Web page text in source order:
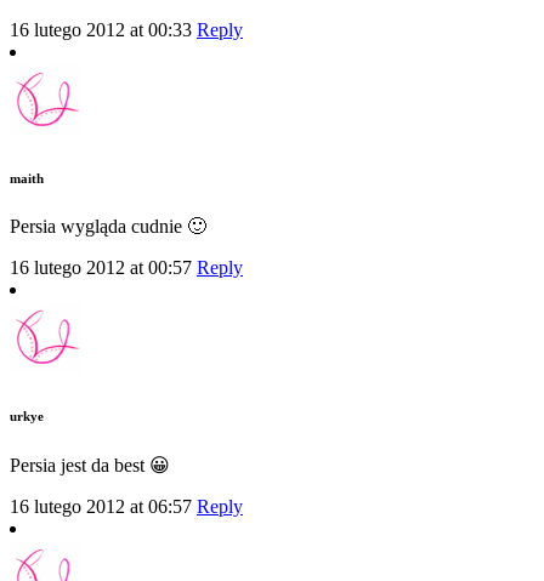
16 lutego 2012 at 00:33 Reply
maith
Persia wygląda cudnie 🙂
16 lutego 2012 at 00:57 Reply
urkye
Persia jest da best 😀
16 lutego 2012 at 06:57 Reply